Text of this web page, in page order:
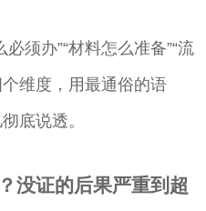
须办”“材料怎么准备”“流
个维度，用最通俗的语
底说透。
没证的后果严重到超